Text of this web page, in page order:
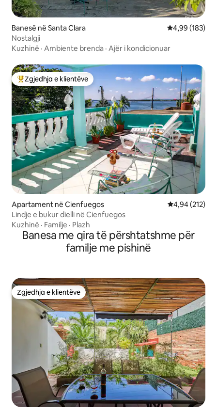
Banesë në Santa Clara Vlerësimi
4,99 (183)
Nostalgji
Kuzhinë · Ambiente brenda · Ajër i kondicionuar
Më të mirat e zgjedhjeve të klientëve
Zgjedhja e klientëve
Apartament në Cienfuegos Vlerësimi
4,94 (212)
Lindje e bukur dielli në Cienfuegos
Kuzhinë · Familje · Plazh
Banesa me qira të përshtatshme për
familje me pishinë
Zgjedhja e klientëve
Zgjedhja e klientëve